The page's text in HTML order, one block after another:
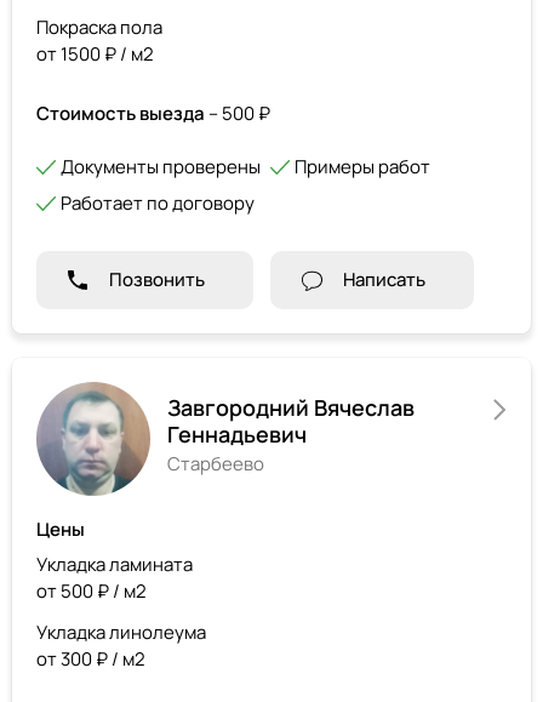
Покраска пола
от 1500 ₽ / м2
Стоимость выезда – 500 ₽
Документы проверены
Примеры работ
Работает по договору
Позвонить Написать
Завгородний Вячеслав
Геннадьевич
Старбеево
Цены
Укладка ламината
от 500 ₽ / м2
Укладка линолеума
от 300 ₽ / м2